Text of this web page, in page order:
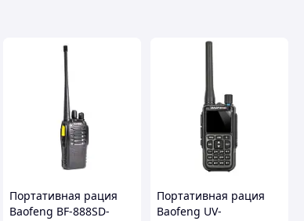
Портативная рация
Baofeng BF-888SD-
Портативная рация
Baofeng UV-